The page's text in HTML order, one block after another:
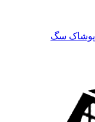
پوشاک سگ